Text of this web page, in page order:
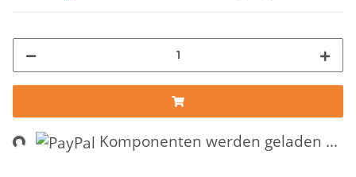
Komponenten werden geladen ...